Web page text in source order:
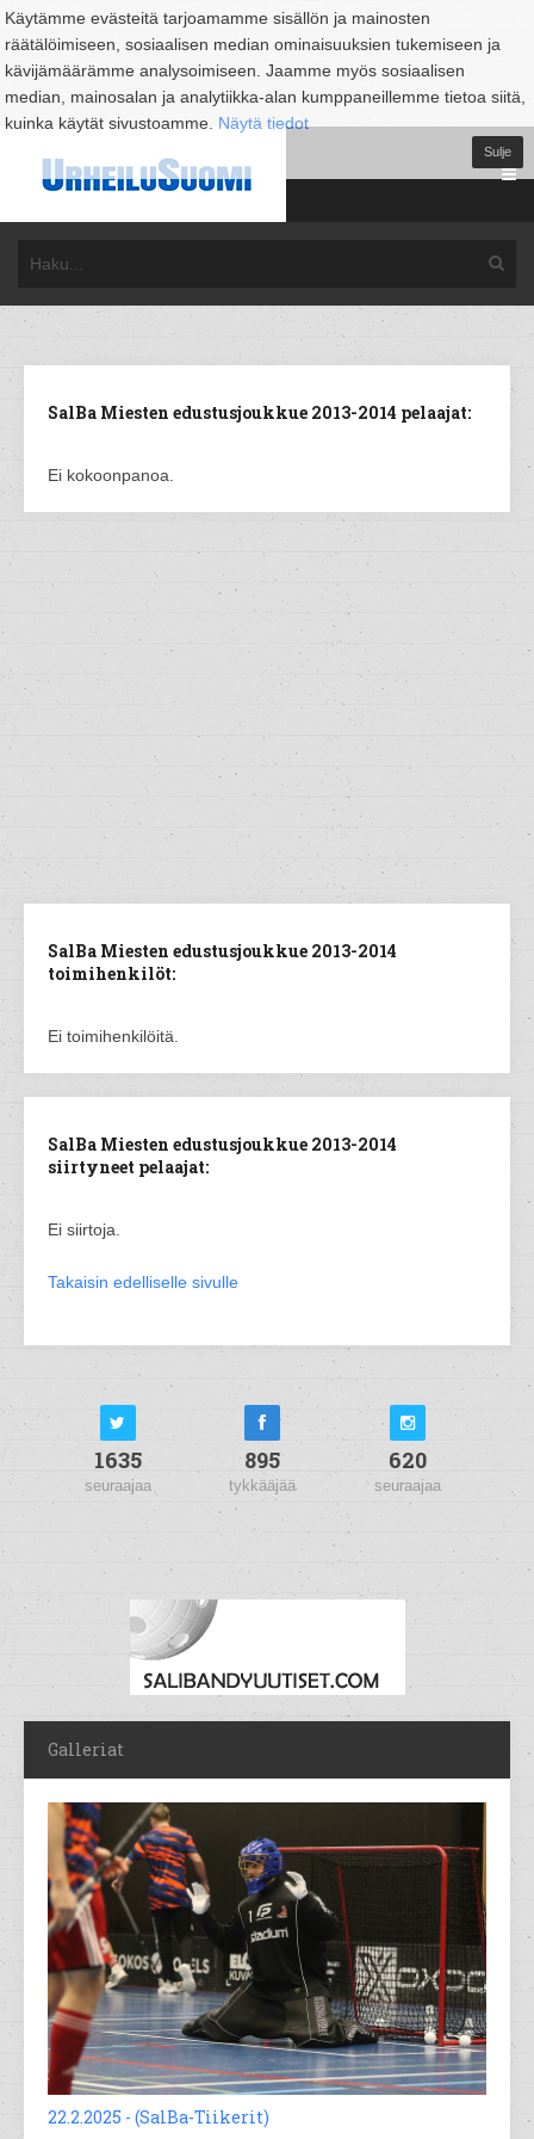
Käytämme evästeitä tarjoamamme sisällön ja mainosten
räätälöimiseen, sosiaalisen median ominaisuuksien tukemiseen ja
kävijämäärämme analysoimiseen. Jaamme myös sosiaalisen
median, mainosalan ja analytiikka-alan kumppaneillemme tietoa siitä,
kuinka käytät sivustoamme. Näytä tiedot
Sulje
SalBa Miesten edustusjoukkue 2013-2014 pelaajat:
Ei kokoonpanoa.
SalBa Miesten edustusjoukkue 2013-2014
toimihenkilöt:
Ei toimihenkilöitä.
SalBa Miesten edustusjoukkue 2013-2014
siirtyneet pelaajat:
Ei siirtoja.
Takaisin edelliselle sivulle
1635
seuraajaa
895
tykkääjää
620
seuraajaa
Galleriat
22.2.2025 - (SalBa-Tiikerit)